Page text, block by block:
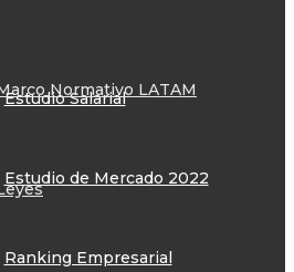
Estudio Salarial
Estudio de Mercado 2022
Ranking Empresarial
Normativo LATAM